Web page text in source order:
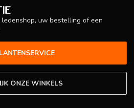
uw bestelling of een
ONZE WINKELS